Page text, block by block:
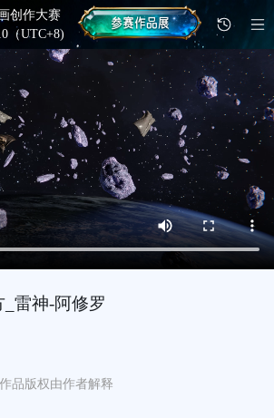
创作大赛
（UTC+8)
雷神-阿修罗
作品版权由作者解释